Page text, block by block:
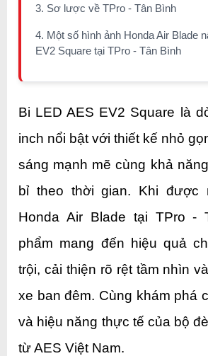
3. Sơ lược về TPro - Tân Bình
4. Một số hình ảnh Honda Air Blade
EV2 Square tại TPro - Tân Bình
Bi LED AES EV2 Square là
inch nổi bật với thiết kế nhỏ
sáng mạnh mẽ cùng khả
bỉ theo thời gian. Khi được
Honda Air Blade tại TPro -
phẩm mang đến hiệu quả
trội, cải thiện rõ rệt tầm nhìn
xe ban đêm. Cùng khám phá
và hiệu năng thực tế của bộ
từ AES Việt Nam.